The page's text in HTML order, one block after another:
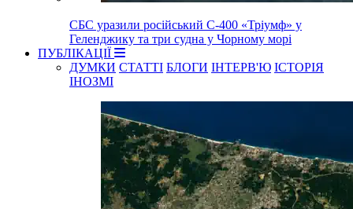
СБС уразили російський С-400 «Тріумф» у
Геленджику та три судна у Чорному морі
ПУБЛІКАЦІЇ
ДУМКИ СТАТТІ БЛОГИ ІНТЕРВ'Ю ІСТОРІЯ
ІНОЗМІ